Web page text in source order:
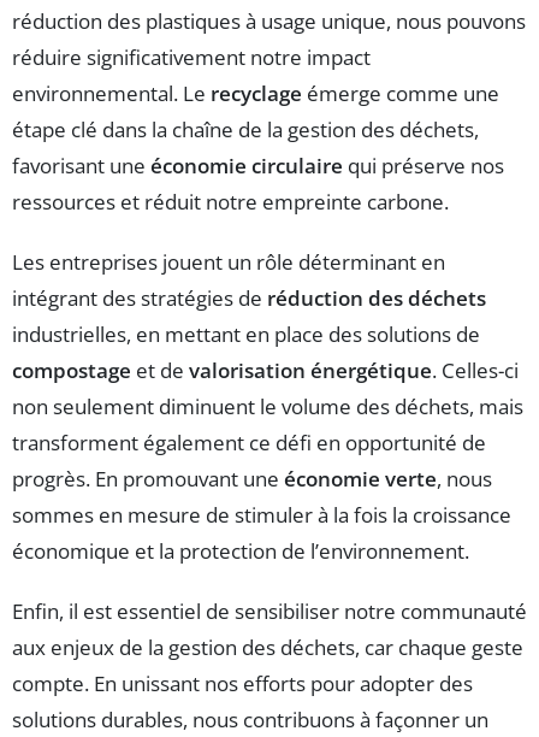
réduction des plastiques à usage unique, nous pouvons
réduire significativement notre impact
environnemental. Le recyclage émerge comme une
étape clé dans la chaîne de la gestion des déchets,
favorisant une économie circulaire qui préserve nos
ressources et réduit notre empreinte carbone.
Les entreprises jouent un rôle déterminant en
intégrant des stratégies de réduction des déchets
industrielles, en mettant en place des solutions de
compostage et de valorisation énergétique. Celles-ci
non seulement diminuent le volume des déchets, mais
transforment également ce défi en opportunité de
progrès. En promouvant une économie verte, nous
sommes en mesure de stimuler à la fois la croissance
économique et la protection de l’environnement.
Enfin, il est essentiel de sensibiliser notre communauté
aux enjeux de la gestion des déchets, car chaque geste
compte. En unissant nos efforts pour adopter des
solutions durables, nous contribuons à façonner un